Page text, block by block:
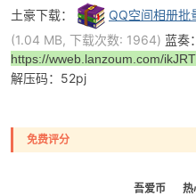
土豪下载：
QQ空间相册
(1.04 MB, 下载次数: 1964) 蓝奏：
https://wweb.lanzoum.com/
解压码：52pj
免费评分
吾爱币 热